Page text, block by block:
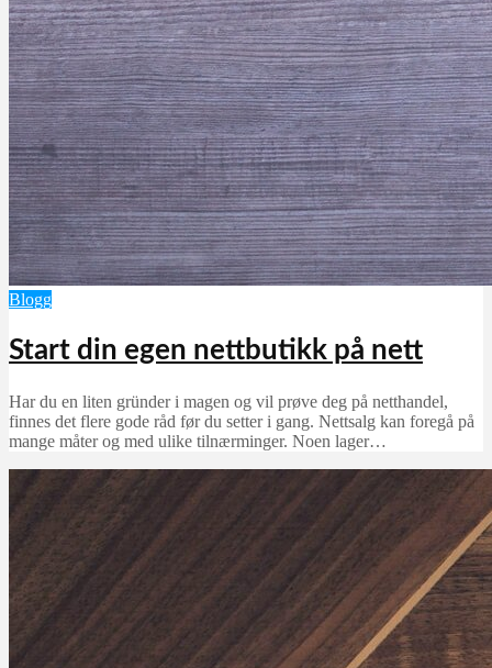
Blogg
Start din egen nettbutikk på nett
Har du en liten gründer i magen og vil prøve deg på netthandel,
finnes det flere gode råd før du setter i gang. Nettsalg kan foregå på
mange måter og med ulike tilnærminger. Noen lager…